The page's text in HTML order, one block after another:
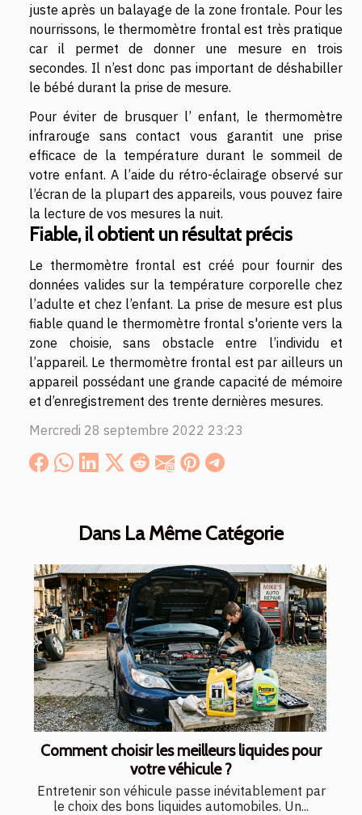
Dans La Même Catégorie
Comment choisir les meilleurs liquides pour
votre véhicule ?
Entretenir son véhicule passe inévitablement par
le choix des bons liquides automobiles. Un...
juste après un balayage de la zone frontale. Pour les
nourrissons, le thermomètre frontal est très pratique
car il permet de donner une mesure en trois
secondes. Il n’est donc pas important de déshabiller
le bébé durant la prise de mesure.
Pour éviter de brusquer l’ enfant, le thermomètre
infrarouge sans contact vous garantit une prise
efficace de la température durant le sommeil de
votre enfant. A l’aide du rétro-éclairage observé sur
l’écran de la plupart des appareils, vous pouvez faire
la lecture de vos mesures la nuit.
Fiable, il obtient un résultat précis
Le thermomètre frontal est créé pour fournir des
données valides sur la température corporelle chez
l’adulte et chez l’enfant. La prise de mesure est plus
fiable quand le thermomètre frontal s'oriente vers la
zone choisie, sans obstacle entre l’individu et
l’appareil. Le thermomètre frontal est par ailleurs un
appareil possédant une grande capacité de mémoire
et d’enregistrement des trente dernières mesures.
Mercredi 28 septembre 2022 23:23